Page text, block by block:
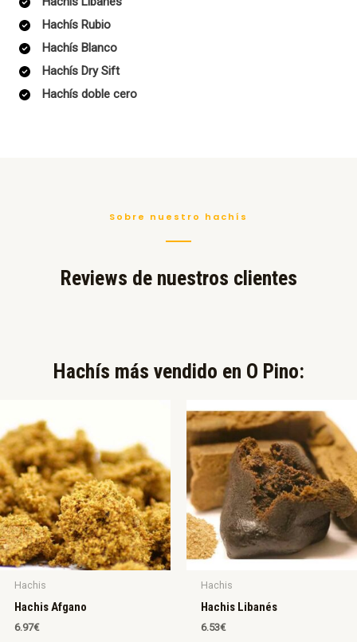
Hachís Rubio
Hachís Blanco
Hachís Dry Sift
Hachís doble cero
Sobre nuestro hachís
Reviews de nuestros clientes
Hachís más vendido en O Pino:​
Hachis
Hachis Afgano
6.97€
Hachis
Hachis Libanés
6.53€